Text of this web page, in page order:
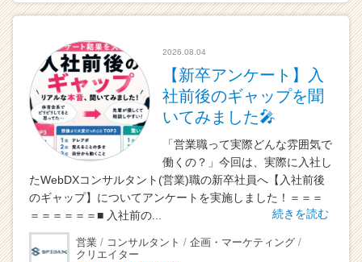
2026.08.04
【新卒アンケート】入
社前後のギャップを聞
いてみました🎤
「営業職って実際どんな雰囲気で
働くの？」今回は、実際に入社し
たWebDXコンサルタント(営業)職の新卒社員へ【入社前後
のギャップ】についてアンケートを実施しました！＝＝＝
＝＝＝＝＝＝■ 入社前の...
続きを読む
営業 コンサルタント
企画・マーケティング
クリエイター